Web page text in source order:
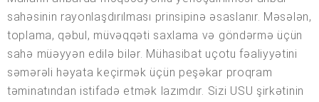
sahəsinin rayonlaşdırılması prinsipinə əsaslanır. Məsələn,
toplama, qəbul, müvəqqəti saxlama və göndərmə üçün
sahə müəyyən edilə bilər. Mühasibat uçotu fəaliyyətini
səmərəli həyata keçirmək üçün peşəkar proqram
təminatından istifadə etmək lazımdır. Sizi USU şirkətinin